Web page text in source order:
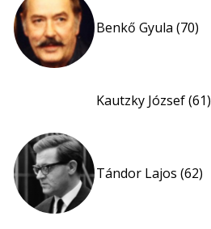
Benkő Gyula (70)
Kautzky József (61)
Tándor Lajos (62)